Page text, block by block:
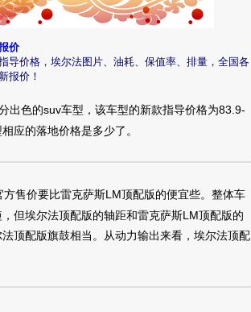
价
导价格，埃尔法图片、油耗、保值率、排量，全国各
报价！
出色的suv车型，该车型的新款指导价格为83.9-
应的落地价格是多少了。
售价要比雷克萨斯LM顶配版的便宜些。整体车
但埃尔法顶配版的轴距和雷克萨斯LM顶配版的
顶配版旗鼓相当。从动力输出来看，埃尔法顶配